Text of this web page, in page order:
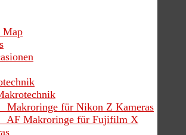
für Nikon Z Kameras
für Fujifilm X